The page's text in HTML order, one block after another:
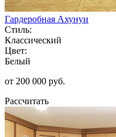
Гардеробная Ахунуи
Стиль:
Классический
Цвет:
Белый
от 200 000 руб.
Рассчитать